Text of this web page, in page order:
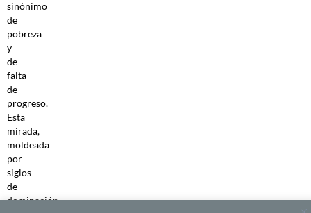
sinónimo
de
pobreza
y
de
falta
de
progreso.
Esta
mirada,
moldeada
por
siglos
de
dominación